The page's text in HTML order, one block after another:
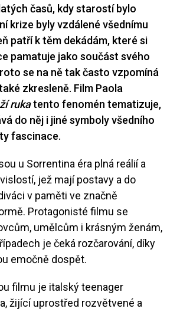
časů, kdy starostí bylo
krize byly vzdálené všednímu
patří k těm dekádám, které si
pamatuje jako součást svého
se na ně tak často vzpomíná
zkresleně. Film Paola
rukatento fenomén tematizuje,
do něj i jiné symboly všedního
fascinace.
u Sorrentina éra plná reálií a
jež mají postavy a do
v paměti ve značně
Protagonisté filmu se
umělcům i krásným ženám,
je čeká rozčarování, díky
emočně dospět.
filmu je italský teenager
žijící uprostřed rozvětvené a